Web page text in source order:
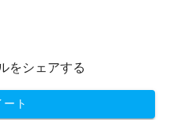
をシェアする
ート